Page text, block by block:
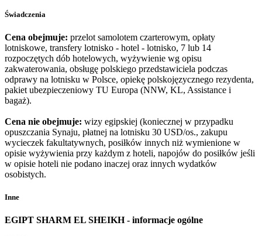
Świadczenia
Cena obejmuje: przelot samolotem czarterowym, opłaty
lotniskowe, transfery lotnisko - hotel - lotnisko, 7 lub 14
rozpoczętych dób hotelowych, wyżywienie wg opisu
zakwaterowania, obsługę polskiego przedstawiciela podczas
odprawy na lotnisku w Polsce, opiekę polskojęzycznego rezydenta,
pakiet ubezpieczeniowy TU Europa (NNW, KL, Assistance i
bagaż).
Cena nie obejmuje: wizy egipskiej (koniecznej w przypadku
opuszczania Synaju, płatnej na lotnisku 30 USD/os., zakupu
wycieczek fakultatywnych, posiłków innych niż wymienione w
opisie wyżywienia przy każdym z hoteli, napojów do posiłków jeśli
w opisie hoteli nie podano inaczej oraz innych wydatków
osobistych.
Inne
EGIPT SHARM EL SHEIKH - informacje ogólne